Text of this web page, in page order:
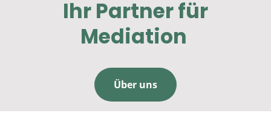
Ihr Partner für
Mediation
Über uns